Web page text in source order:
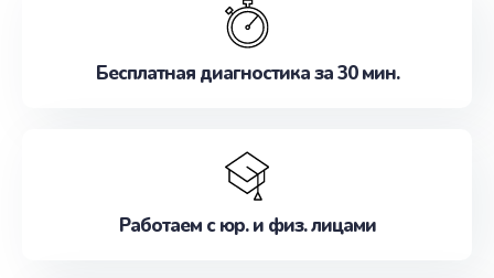
Бесплатная диагностика за 30 мин.
Работаем с юр. и физ. лицами